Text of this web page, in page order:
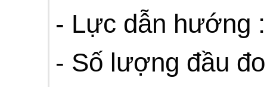
- Lực dẫn hướng
- Số lượng đầu